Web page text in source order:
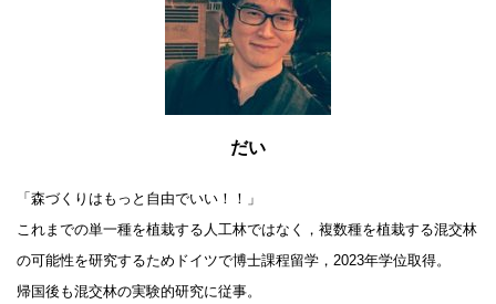
だい
「森づくりはもっと自由でいい！！」
これまでの単一種を植栽する人工林ではなく，複数種を植栽する混交林
の可能性を研究するためドイツで博士課程留学，2023年学位取得。
帰国後も混交林の実験的研究に従事。